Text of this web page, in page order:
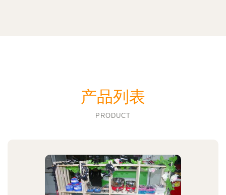
产品列表
PRODUCT